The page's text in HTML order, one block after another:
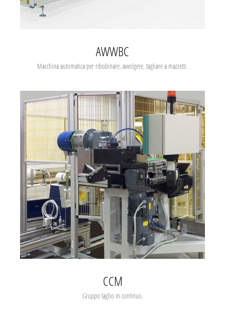
AWWBC
Macchina automatica per ribobinare, avvolgere, tagliare a mazzetti.
CCM
Gruppo taglio in continuo.